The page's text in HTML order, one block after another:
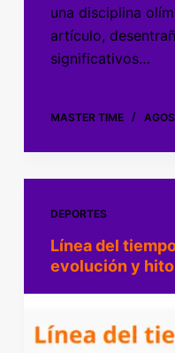
una disciplina
artículo,
significativos…
MASTER TIME
DEPORTES
Línea del
evolución y